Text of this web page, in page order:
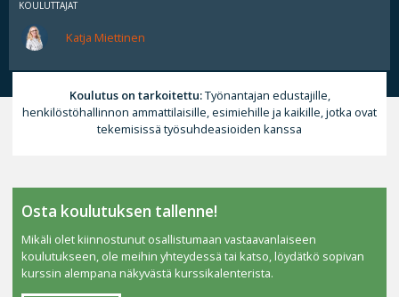
KOULUTTAJAT
Katja Miettinen
Koulutus on tarkoitettu:Työnantajan edustajille,
henkilöstöhallinnon ammattilaisille, esimiehille ja kaikille, jotka ovat
tekemisissä työsuhdeasioiden kanssa
Osta koulutuksen tallenne!
Mikäli olet kiinnostunut osallistumaan vastaavanlaiseen
koulutukseen, ole meihin yhteydessä tai katso, löydätkö sopivan
kurssin alempana näkyvästä kurssikalenterista.